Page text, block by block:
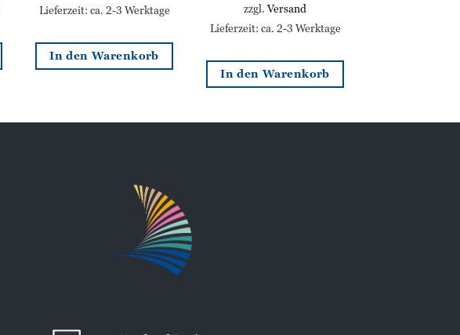
Lieferzeit: ca. 2-3 Werktage
In den Warenkorb
zzgl.Versand
Lieferzeit: ca. 2-3 Werktage
In den Warenkorb